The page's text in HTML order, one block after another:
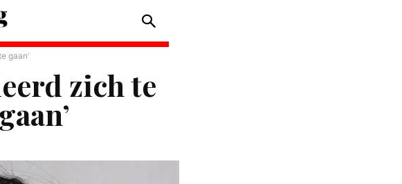
gaan’
zich te